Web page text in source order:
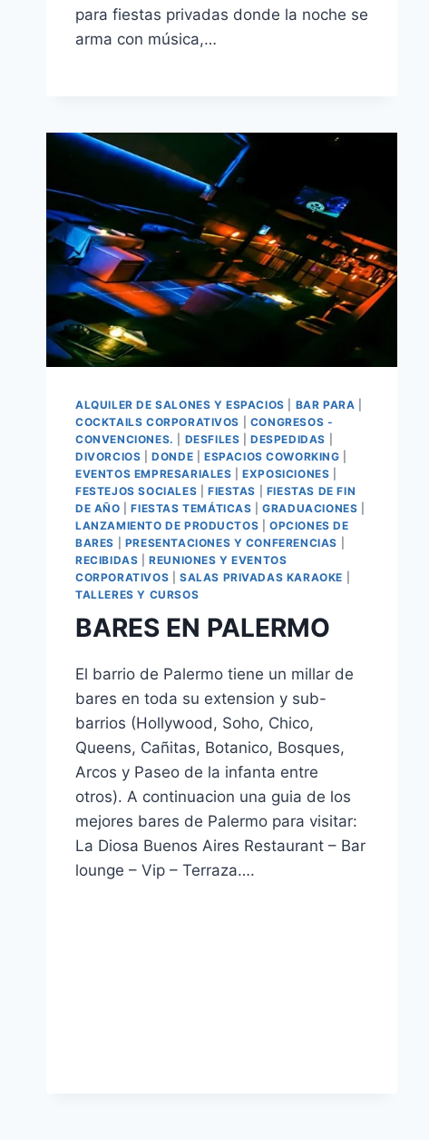
para fiestas privadas donde la noche se
arma con música,…
ALQUILER DE SALONES Y ESPACIOS BAR PARA
COCKTAILS CORPORATIVOS
CONGRESOS -
CONVENCIONES.
DESFILES |DESPEDIDAS
DIVORCIOS |DONDE ESPACIOS COWORKING
EVENTOS EMPRESARIALES |EXPOSICIONES
FESTEJOS SOCIALES
FIESTAS
FIESTAS DE FIN
DE AÑO |FIESTAS TEMÁTICAS |GRADUACIONES
LANZAMIENTO DE PRODUCTOS |OPCIONES DE
BARES
PRESENTACIONES Y CONFERENCIAS
RECIBIDAS |REUNIONES Y EVENTOS
CORPORATIVOS
SALAS PRIVADAS KARAOKE
TALLERES Y CURSOS
BARES EN PALERMO
El barrio de Palermo tiene un millar de
bares en toda su extension y sub-
barrios (Hollywood, Soho, Chico,
Queens, Cañitas, Botanico, Bosques,
Arcos y Paseo de la infanta entre
otros). A continuacion una guia de los
mejores bares de Palermo para visitar:
La Diosa Buenos Aires Restaurant – Bar
lounge – Vip – Terraza….